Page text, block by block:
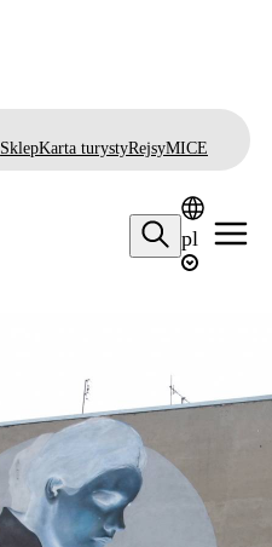
SklepKarta turystyRejsyMICE
pl